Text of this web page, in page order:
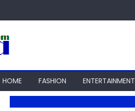
HOME FASHION ENTERTAINMENT